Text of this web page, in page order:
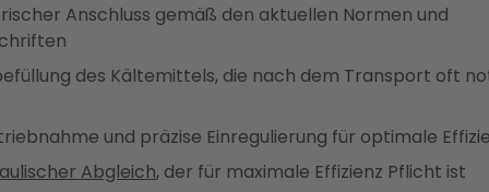
Anschluss gemäß den aktuellen Normen und
des Kältemittels, die nach dem Transport oft
und präzise Einregulierung für optimale
Abgleich, der für maximale Effizienz Pflicht ist